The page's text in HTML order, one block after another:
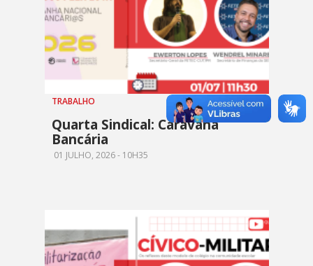
TRABALHO
Quarta Sindical: Caravana
Bancária
01 JULHO, 2026 - 10H35